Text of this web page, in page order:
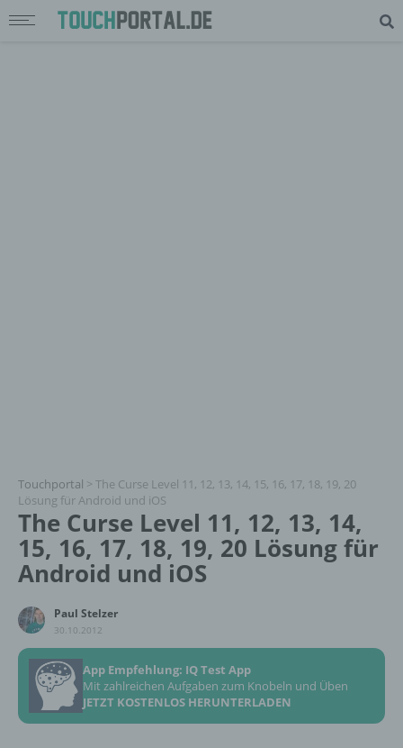
Touchportal > The Curse Level 11, 12, 13, 14, 15, 16, 17, 18, 19, 20
Lösung für Android und iOS
The Curse Level 11, 12, 13, 14,
15, 16, 17, 18, 19, 20 Lösung für
Android und iOS
Paul Stelzer
30.10.2012
App Empfehlung: IQ Test App
Mit zahlreichen Aufgaben zum Knobeln und Üben
JETZT KOSTENLOS HERUNTERLADEN